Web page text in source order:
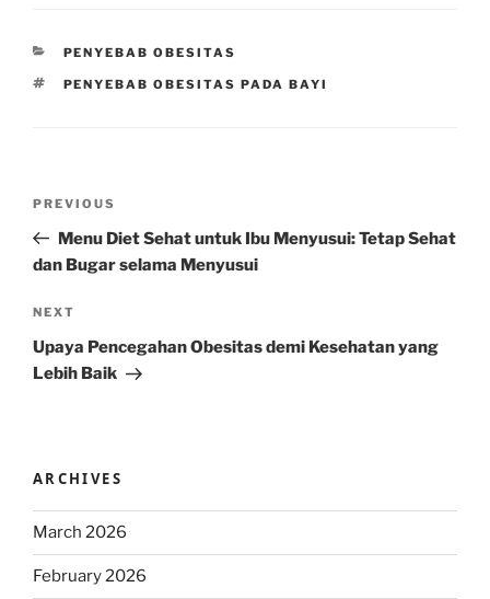
CATEGORIES
PENYEBAB OBESITAS
TAGS
PENYEBAB OBESITAS PADA BAYI
Previous
Post
PREVIOUS
Menu Diet Sehat untuk Ibu Menyusui: Tetap Sehat
dan Bugar selama Menyusui
Next
Post
NEXT
Upaya Pencegahan Obesitas demi Kesehatan yang
Lebih Baik
ARCHIVES
March 2026
February 2026